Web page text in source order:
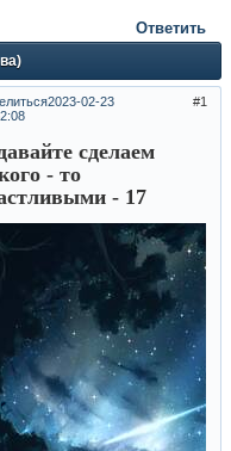
Ответить
1
2023-02-23
сделаем
- то
- 17